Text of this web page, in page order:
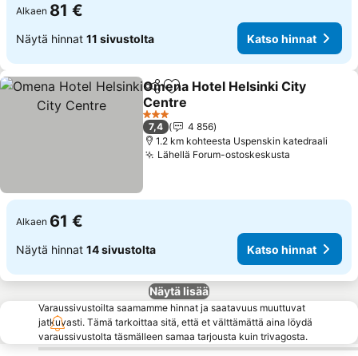
Alkaen 81 €
Näytä hinnat 11 sivustolta Katso hinnat
Jaa Lisää suosikkeihin
Omena Hotel Helsinki City
Centre
Katso hinnat
3 Tähtiluokitus
7,4
4 856
1.2 km kohteesta Uspenskin katedraali
Lähellä Forum-ostoskeskusta
Alkaen 61 €
Näytä hinnat 14 sivustolta Katso hinnat
Näytä lisää
Varaussivustoilta saamamme hinnat ja saatavuus muuttuvat
jatkuvasti. Tämä tarkoittaa sitä, että et välttämättä aina löydä
varaussivustolta täsmälleen samaa tarjousta kuin trivagosta.